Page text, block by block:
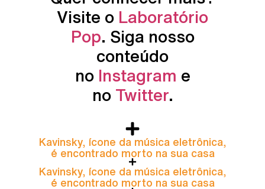
Visite o Laboratório
Pop. Siga nosso
conteúdo
no Instagram e
no Twitter.
Kavinsky, ícone da música eletrônica,
é encontrado morto na sua casa
Kavinsky, ícone da música eletrônica,
é encontrado morto na sua casa